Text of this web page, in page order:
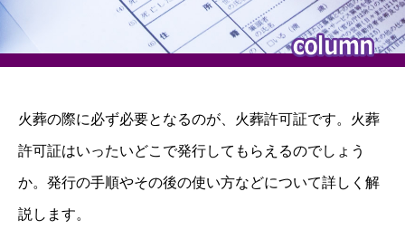
火葬の際に必ず必要となるのが、火葬許可証です。火葬
許可証はいったいどこで発行してもらえるのでしょう
か。発行の手順やその後の使い方などについて詳しく解
説します。